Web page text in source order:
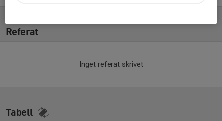
Referat
Inget referat skrivet
Tabell